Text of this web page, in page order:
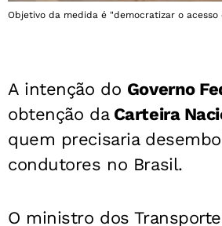
Objetivo da medida é "democratizar o
A intenção do Governo
obtenção daCarteira
quem precisaria
condutores no Brasil.
O ministro dos